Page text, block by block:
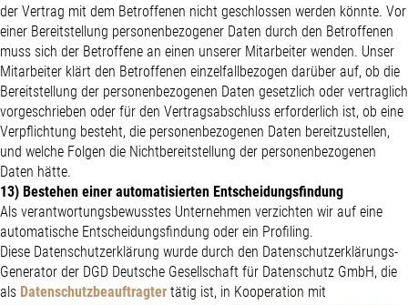
der Vertrag mit dem Betroffenen nicht geschlossen werden könnte. Vor
einer Bereitstellung personenbezogener Daten durch den Betroffenen
muss sich der Betroffene an einen unserer Mitarbeiter wenden. Unser
Mitarbeiter klärt den Betroffenen einzelfallbezogen darüber auf, ob die
Bereitstellung der personenbezogenen Daten gesetzlich oder vertraglich
vorgeschrieben oder für den Vertragsabschluss erforderlich ist, ob eine
Verpflichtung besteht, die personenbezogenen Daten bereitzustellen,
und welche Folgen die Nichtbereitstellung der personenbezogenen
Daten hätte.
13) Bestehen einer automatisierten Entscheidungsfindung
Als verantwortungsbewusstes Unternehmen verzichten wir auf eine
automatische Entscheidungsfindung oder ein Profiling.
Diese Datenschutzerklärung wurde durch den Datenschutzerklärungs-
Generator der DGD Deutsche Gesellschaft für Datenschutz GmbH, die
als Datenschutzbeauftragter tätig ist, in Kooperation mit